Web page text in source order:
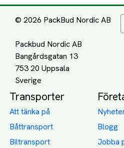
© 2026 PackBud Nordic AB
Packbud Nordic AB
Bangårdsgatan 13
753 20 Uppsala
Transporter
Att tänka på
Båttransport
Biltransport
Blogg
Jobba